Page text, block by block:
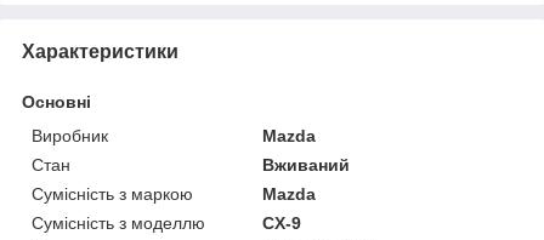
Характеристики
Основні
Виробник
Mazda
Стан
Вживаний
Сумісність з маркою
Mazda
Сумісність з моделлю
CX-9